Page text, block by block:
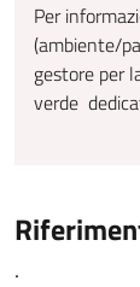
Per
(ambiente/
gestore per
verde
.